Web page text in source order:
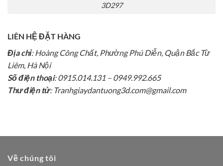
3D297
LIÊN HỆ ĐẶT HÀNG
Địa chỉ: Hoàng Công Chất, Phường Phú Diễn, Quận Bắc Từ
Liêm, Hà Nội
Số điện thoại: 0915.014.131 – 0949.992.665
Thư điện tử: Tranhgiaydantuong3d.com@gmail.com
Về chúng tôi